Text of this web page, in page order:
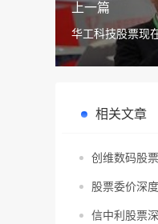
上一篇
华工科技股票现
相关文章
创维数码股
股票委价深
信中利股票